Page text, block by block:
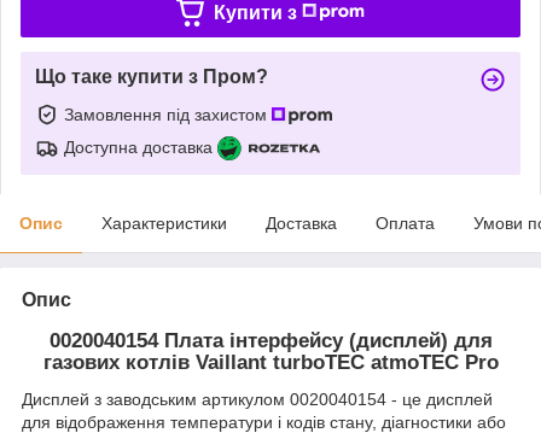
Купити з
Що таке купити з Пром?
Замовлення під захистом
Доступна доставка
Опис Характеристики Доставка Оплата Умови
Опис
0020040154 Плата інтерфейсу (дисплей) для
газових котлів Vaillant turboTEC atmoTEC Pro
Дисплей з заводським артикулом 0020040154 - це дисплей
для відображення температури і кодів стану, діагностики або